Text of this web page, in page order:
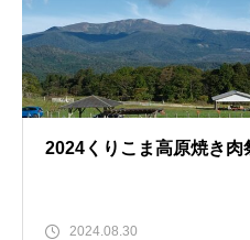
2024くりこま高原焼き肉
2024.08.30